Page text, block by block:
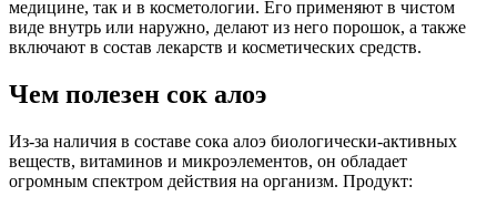
медицине, так и в косметологии. Его применяют в чистом
виде внутрь или наружно, делают из него порошок, а также
включают в состав лекарств и косметических средств.
Чем полезен сок алоэ
Из-за наличия в составе сока алоэ биологически-активных
веществ, витаминов и микроэлементов, он обладает
огромным спектром действия на организм. Продукт: